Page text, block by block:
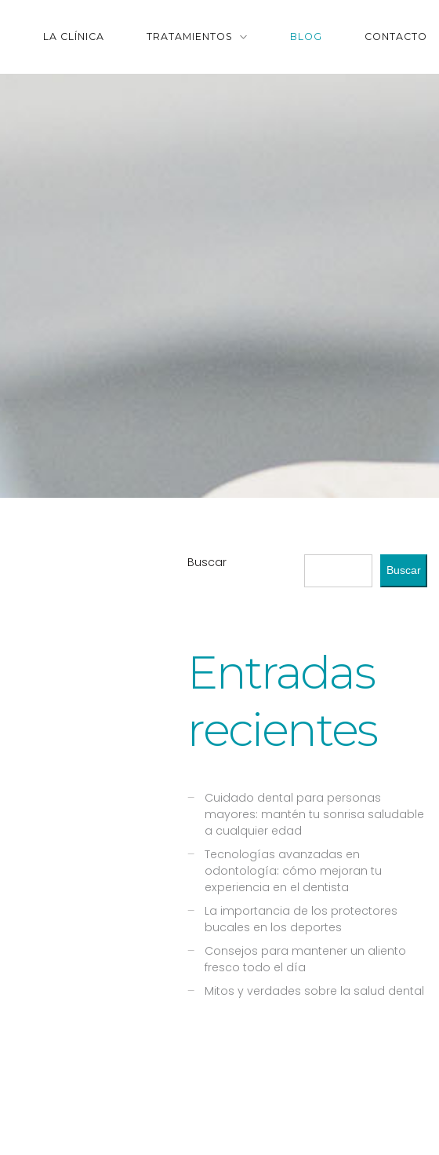
LA CLÍNICA TRATAMIENTOS BLOG CONTACTO
Buscar
Buscar
Entradas
recientes
Cuidado dental para personas
mayores: mantén tu sonrisa saludable
a cualquier edad
Tecnologías avanzadas en
odontología: cómo mejoran tu
experiencia en el dentista
La importancia de los protectores
bucales en los deportes
Consejos para mantener un aliento
fresco todo el día
Mitos y verdades sobre la salud dental